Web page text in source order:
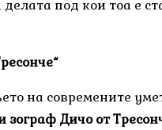
под кои тоа е
на современите
зограф Дичо от